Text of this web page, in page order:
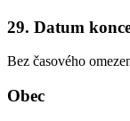
29. Datum
Bez časového
Obec